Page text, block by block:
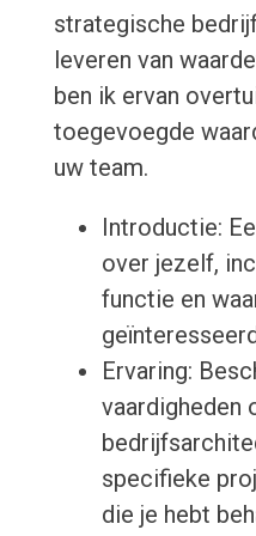
strategische
leveren van
ben ik ervan
toegevoegde
uw team.
Introductie:
over jezelf,
functie en
Ervaring:
vaardigheden
specifieke
die je hebt